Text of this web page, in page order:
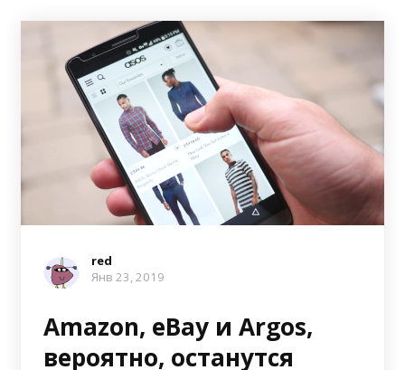
red
Янв 23, 2019
Amazon, eBay и Argos,
вероятно, останутся